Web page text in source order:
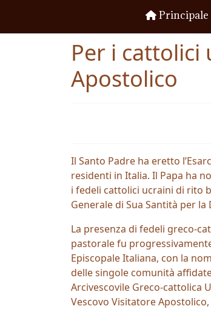
Principale
Per i cattolici
Apostolico
Il Santo Padre ha eretto
residenti in Italia. Il Papa ha
i fedeli cattolici ucraini di rito
Generale di Sua Santità per la
La presenza di fedeli greco-
pastorale fu
Episcopale Italiana, con la
delle singole comunità
Arcivescovile Greco-cattolica
Vescovo Visitatore